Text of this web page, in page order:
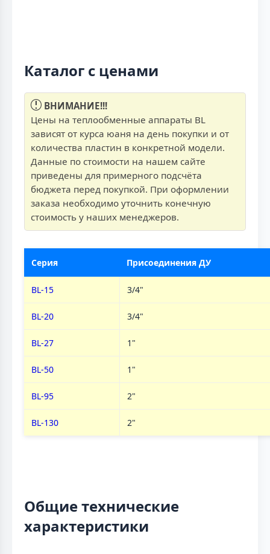
Каталог с ценами
ВНИМАНИЕ!!!
Цены на теплообменные аппараты BL
зависят от курса юаня на день покупки и от
количества пластин в конкретной модели.
Данные по стоимости на нашем сайте
приведены для примерного подсчёта
бюджета перед покупкой. При оформлении
заказа необходимо уточнить конечную
стоимость у наших менеджеров.
Серия Присоединения ДУ
BL-15 3/4"
BL-20 3/4"
BL-27 1"
BL-50 1"
BL-95 2"
BL-130 2"
Общие технические
характеристики